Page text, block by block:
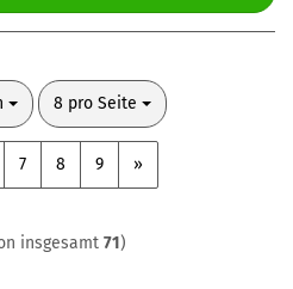
8 pro Seite
pro Seite
7 8 9 »
insgesamt 71)